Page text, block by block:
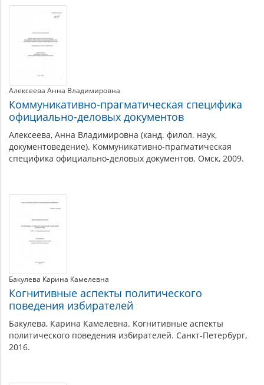
Алексеева Анна Владимировна
Коммуникативно-прагматическая специфика
официально-деловых документов
Алексеева, Анна Владимировна (канд. филол. наук,
документоведение). Коммуникативно-прагматическая
специфика официально-деловых документов. Омск, 2009.
Бакулева Карина Камелевна
Когнитивные аспекты политического
поведения избирателей
Бакулева, Карина Камелевна. Когнитивные аспекты
политического поведения избирателей. Санкт-Петербург,
2016.